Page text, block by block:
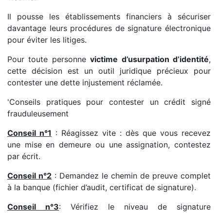
Il pousse les établissements financiers à sécuriser
davantage leurs procédures de signature électronique
pour éviter les litiges.
Pour toute personnevictime d’usurpation d’identité,
cette décision est un outil juridique précieux pour
contester une dette injustement réclamée.
'Conseils pratiques pour contester un crédit signé
frauduleusement
Conseil n°1 : Réagissez vite : dès que vous recevez
une mise en demeure ou une assignation, contestez
par écrit.
Conseil n°2 : Demandez le chemin de preuve complet
à la banque (fichier d’audit, certificat de signature).
Conseil n°3: Vérifiez le niveau de signature